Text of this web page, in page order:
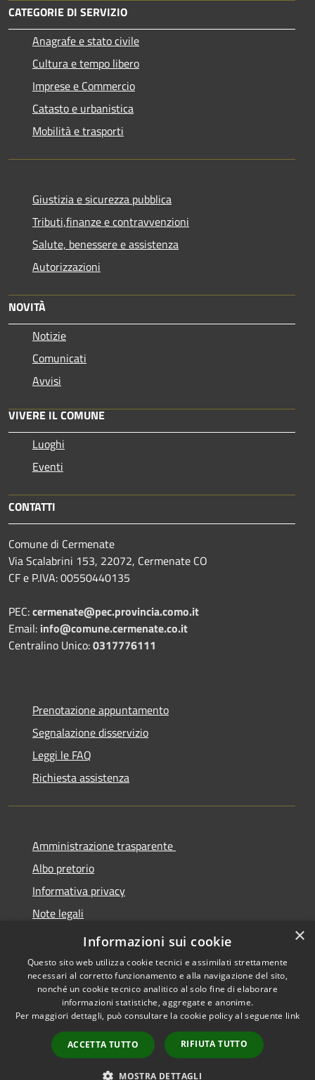
CATEGORIE DI SERVIZIO
Anagrafe e stato civile
Cultura e tempo libero
Imprese e Commercio
Catasto e urbanistica
Mobilità e trasporti
Giustizia e sicurezza pubblica
Tributi,finanze e contravvenzioni
Salute, benessere e assistenza
Autorizzazioni
NOVITÀ
Notizie
Comunicati
Avvisi
VIVERE IL COMUNE
Luoghi
Eventi
CONTATTI
Comune di Cermenate
Via Scalabrini 153, 22072, Cermenate CO
CF e P.IVA: 00550440135
PEC:cermenate@pec.provincia.como.it
Email: info@comune.cermenate.co.it
Centralino Unico:0317776111
Prenotazione appuntamento
Segnalazione disservizio
Leggi le FAQ
Richiesta assistenza
Amministrazione trasparente
Albo pretorio
Informativa privacy
Note legali
Dichiarazione di accessibilità
Accessibilità
Copyright © 2026 • Comune di
Cermenate • Powered by
Municipium•
Accesso
redazione
×
Informazioni sui cookie
Questo sito web utilizza cookie tecnici e assimilati strettamente
necessari al corretto funzionamento e alla navigazione del sito,
nonché un cookie tecnico analitico al solo fine di elaborare
informazioni statistiche, aggregate e anonime.
Per maggiori dettagli, può consultare la cookie policy al seguente link
ACCETTA TUTTO RIFIUTA TUTTO
MOSTRA DETTAGLI